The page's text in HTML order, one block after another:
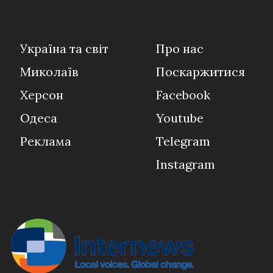
Україна та світ
Миколаїв
Херсон
Одеса
Реклама
Про нас
Поскаржитися
Facebook
Youtube
Telegram
Instagram